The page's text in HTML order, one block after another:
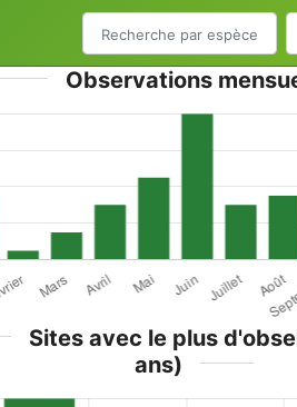
Observations
Sites avec le plus
ans)